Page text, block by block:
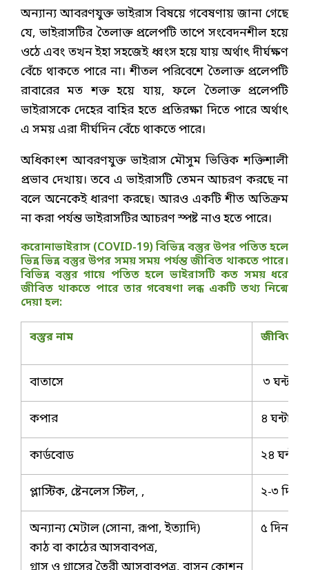
অন্যান্য আবরণযুক্ত ভাইরাস বিষয়ে গবেষণায় জানা গেছে
যে, ভাইরাসটির তৈলাক্ত প্রলেপটি তাপে সংবেদনশীল হয়ে
ওঠে এবং তখন ইহা সহজেই ধ্বংস হয়ে যায় অর্থাৎ দীর্ঘক্ষণ
বেঁচে থাকতে পারে না। শীতল পরিবেশে তৈলাক্ত প্রলেপটি
রাবারের মত শক্ত হয়ে যায়, ফলে তৈলাক্ত প্রলেপটি
ভাইরাসকে দেহের বাহির হতে প্রতিরক্ষা দিতে পারে অর্থাৎ
এ সময় এরা দীর্ঘদিন বেঁচে থাকতে পারে।
অধিকাংশ আবরণযুক্ত ভাইরাস মৌসুম ভিত্তিক শক্তিশালী
প্রভাব দেখায়। তবে এ ভাইরাসটি তেমন আচরণ করছে না
বলে অনেকেই ধারণা করছে। আরও একটি শীত অতিক্রম
না করা পর্যন্ত ভাইরাসটির আচরণ স্পষ্ট নাও হতে পারে।
করোনাভাইরাস (COVID-19) বিভিন্ন বস্তুর উপর পতিত হলে
ভিন্ন ভিন্ন বস্তুর উপর সময় সময় পর্যন্ত জীবিত থাকতে পারে।
বিভিন্ন বস্তুর গায়ে পতিত হলে ভাইরাসটি কত সময় ধরে
জীবিত থাকতে পারে তার গবেষণা লব্ধ একটি তথ্য নিন্মে
দেয়া হল:
বস্তুর নাম জীবিত
বাতাসে ৩ ঘন্টা
কপার ৪ ঘন্টা
কার্ডবোড ২৪ ঘন্টা
প্লাস্টিক, ষ্টেনলেস স্টিল, , ২-৩ দিন
অন্যান্য মেটাল (সোনা, রূপা, ইত্যাদি)
কাঠ বা কাঠের আসবাবপত্র,
৫ দিন